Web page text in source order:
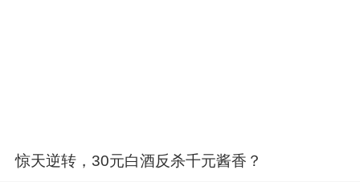
惊天逆转，30元白酒反杀千元酱香？